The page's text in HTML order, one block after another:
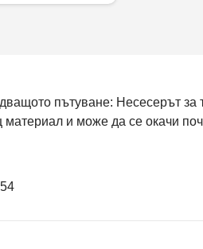
пътуване: Несесерът за
материал и може да се окачи